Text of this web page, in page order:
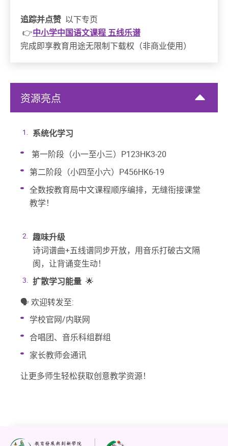
追踪并点赞 以下专页
👉中小学中国语文课程 五线乐谱
完成即享教育用途无限制下载权（非商业使用）
资源亮点
系统化学习
第一阶段（小一至小三）P123HK3-20
第二阶段（小四至小六）P456HK6-19
全数按教育局中文课程顺序编排，无缝衔接课堂
教学！
趣味升级
诗词谱曲+五线谱同步开放，用音乐打破古文隔
阂，让背诵变生动！
扩散学习能量 🌟
🗣 欢迎转发至:
学校官网/内联网
合唱团、音乐科组群组
家长教师会通讯
让更多师生轻松获取创意教学资源！